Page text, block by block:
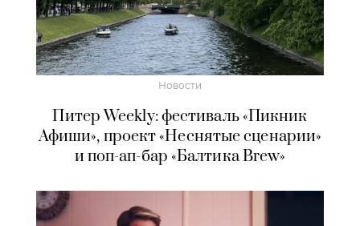
Новости
Питер Weekly: фестиваль «Пикник
Афиши», проект «Неснятые сценарии»
и поп-ап-бар «Балтика Brew»